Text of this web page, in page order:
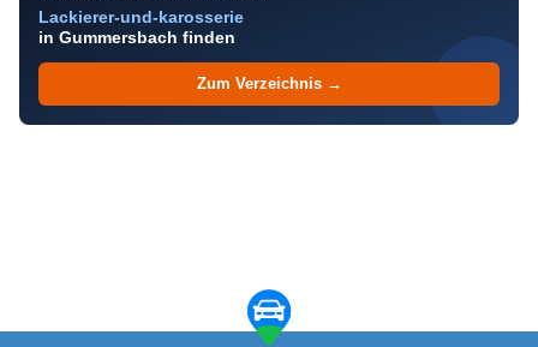
Lackierer-und-karosserie
in Gummersbach finden
Zum Verzeichnis →